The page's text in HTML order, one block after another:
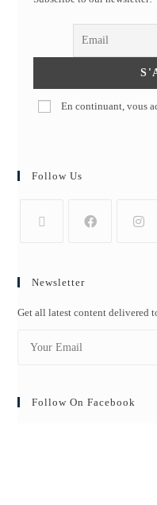
En continuant, vous
Follow Us
Newsletter
Get all latest content delivered
Follow On Facebook